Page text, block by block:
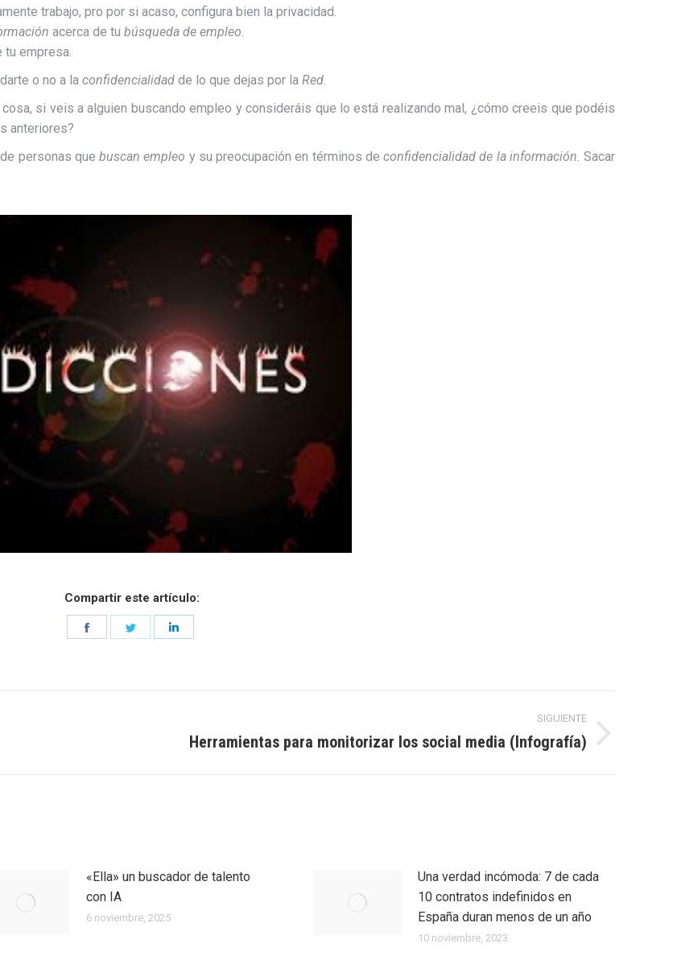
trabajo, pro por si acaso, configura bien la privacidad.
acerca de tu búsqueda de empleo.
tu empresa.
o no a la confidencialidad de lo que dejas por la Red.
si veis a alguien buscando empleo y consideráis que lo está realizando mal, ¿cómo creeis que podéis
anteriores?
personas que buscan empleo y su preocupación en términos de confidencialidad de la información. Sacar
Compartir este artículo:
Share
SIGUIENTE
EntradaHerramientas para monitorizar los social media (Infografía)
«Ella» un buscador de talento
con IA
6 noviembre, 2025
Una verdad incómoda: 7 de cada
10 contratos indefinidos en
España duran menos de un año
10 noviembre, 2023